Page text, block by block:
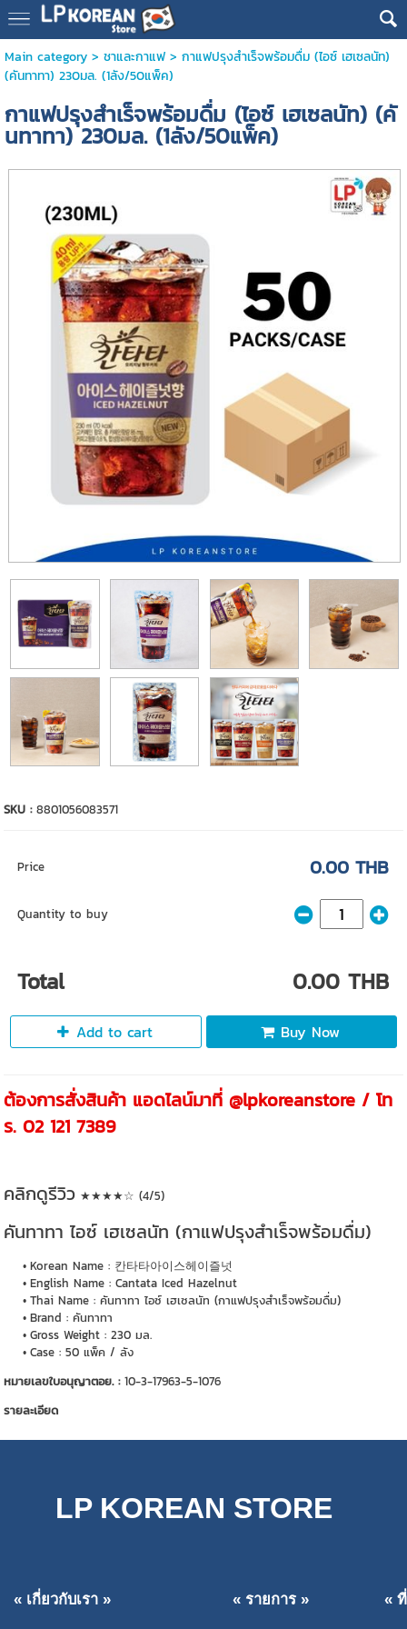
Main category> ชาและกาแฟ> กาแฟปรุงสำเร็จพร้อมดื่ม (ไอซ์ เฮเซลนัท)
(คันทาทา) 230มล. (1ลัง/50แพ็ค)
กาแฟปรุงสำเร็จพร้อมดื่ม (ไอซ์ เฮเซลนัท) (คั
นทาทา) 230มล. (1ลัง/50แพ็ค)
SKU :8801056083571
Price 0.00 THB
Quantity to buy
Total 0.00 THB
Add to cart Buy Now
ต้องการสั่งสินค้า แอดไลน์มาที่ @lpkoreanstore / โท
ร. 02 121 7389
คลิกดูรีวิว ★★★★☆ (4/5)
คันทาทา ไอซ์ เฮเซลนัท (กาแฟปรุงสำเร็จพร้อมดื่ม)
Korean Name : 칸타타아이스헤이즐넛
English Name : Cantata Iced Hazelnut
Thai Name : คันทาทา ไอซ์ เฮเซลนัท (กาแฟปรุงสำเร็จพร้อมดื่ม)
Brand : คันทาทา
Gross Weight : 230 มล.
Case : 50 แพ็ค / ลัง
หมายเลขใบอนุญาตอย. :10-3-17963-5-1076
รายละเอียด
LP KOREAN STORE
« เกี่ยวกับเรา » « รายการ » «